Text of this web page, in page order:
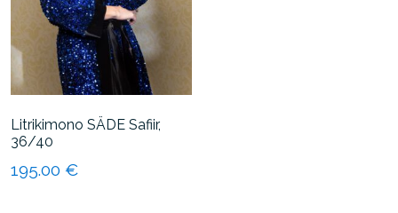
saab
tootelehel.
Litrikimono SÄDE Safiir,
36/40
195.00 €